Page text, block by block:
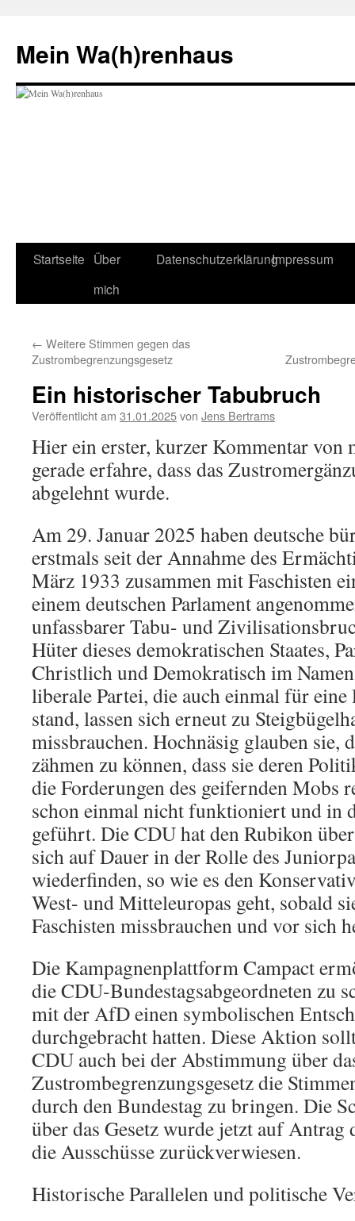
springen
Mein Wa(h)renhaus
Startseite Über
mich
DatenschutzerklärungImpressum
← Weitere Stimmen gegen das
Zustrombegrenzungsgesetz
Ein historischer Tabubruch
Veröffentlicht am 31.01.2025von Jens Bertrams
Hier ein erster, kurzer Kommentar von
gerade erfahre, dass das
abgelehnt wurde.
Am 29. Januar 2025 haben deutsche
erstmals seit der Annahme des
März 1933 zusammen mit Faschisten
einem deutschen Parlament
unfassbarer Tabu- und
Hüter dieses demokratischen Staates,
Christlich und Demokratisch im
liberale Partei, die auch einmal für
stand, lassen sich erneut zu
missbrauchen. Hochnäsig glauben sie,
zähmen zu können, dass sie deren
die Forderungen des geifernden Mobs
schon einmal nicht funktioniert und in
geführt. Die CDU hat den Rubikon
sich auf Dauer in der Rolle des
wiederfinden, so wie es den
West- und Mitteleuropas geht, sobald
Faschisten missbrauchen und vor sich
Die Kampagnenplattform Campact
die CDU-Bundestagsabgeordneten zu
mit der AfD einen symbolischen
durchgebracht hatten. Diese Aktion
CDU auch bei der Abstimmung über
Zustrombegrenzungsgesetz die
durch den Bundestag zu bringen. Die
über das Gesetz wurde jetzt auf Antrag
die Ausschüsse zurückverwiesen.
Historische Parallelen und politische